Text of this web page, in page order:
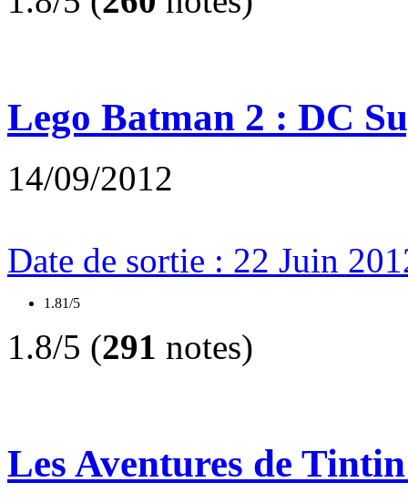
Lego Batman 2 : DC
14/09/2012
Date de sortie : 22 Juin
1.81/5
1.8/5 (291 notes)
Les Aventures de